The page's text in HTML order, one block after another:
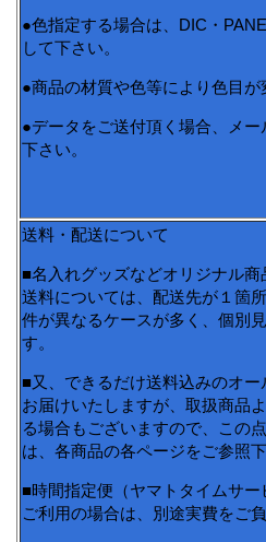
●色指定する場合は、DIC・
して下さい。
●商品の材質や色等により色目が
●データをご送付頂く場合、メ
下さい。
送料・配送について
■名入れグッズなどオリジナル商
送料については、配送先が１箇
件が異なるケースが多く、個別
す。
■又、できるだけ送料込みのオ
お届けいたしますが、取扱商品
る場合もございますので、この
は、各商品の各ページをご参照下
■時間指定便（ヤマトタイムサ
ご利用の場合は、別途実費をご